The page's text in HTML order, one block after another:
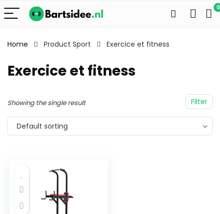
0
Home Product Sport Exercice et fitness
Exercice et fitness
Filter
Showing the single result
Default sorting